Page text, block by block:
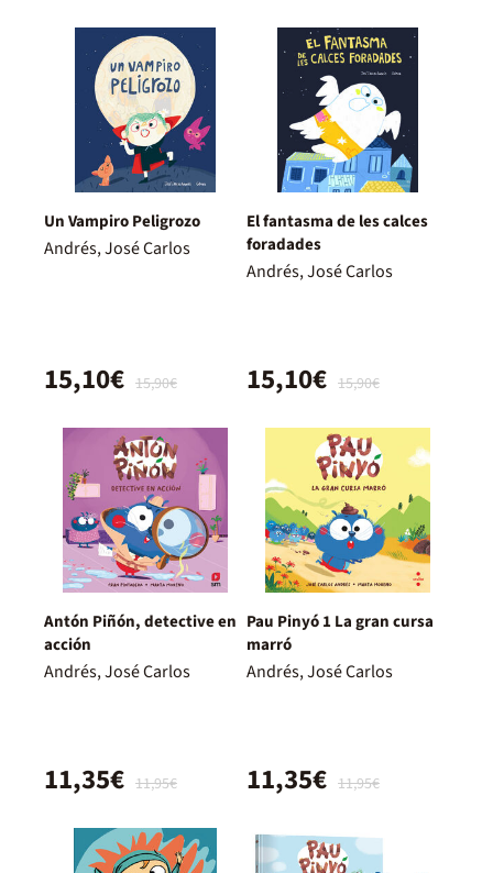
Un Vampiro Peligrozo
Andrés, José Carlos
15,90€
15,10€
El fantasma de les calces
foradades
Andrés, José Carlos
15,90€
15,10€
Antón Piñón, detective en
acción
Andrés, José Carlos
11,95€
11,35€
Pau Pinyó 1 La gran cursa
marró
Andrés, José Carlos
11,95€
11,35€